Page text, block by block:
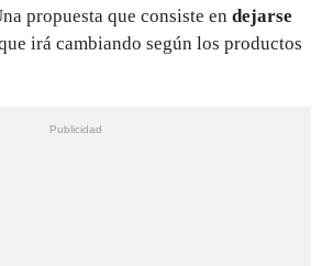
propuesta que consiste en dejarse
irá cambiando según los productos